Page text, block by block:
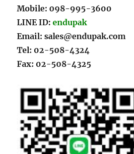
Mobile: 098-995-3600
LINE ID:endupak
Email: sales@endupak.com
Tel: 02-508-4324
Fax: 02-508-4325